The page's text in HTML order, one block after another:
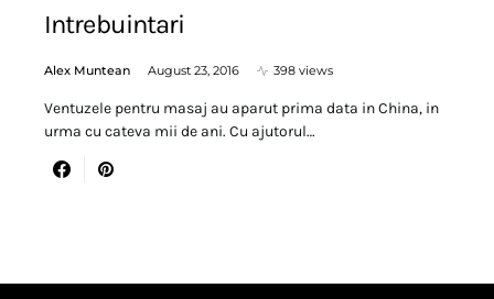
Intrebuintari
Alex Muntean August 23, 2016 398 views
Ventuzele pentru masaj au aparut prima data in China, in
urma cu cateva mii de ani. Cu ajutorul…